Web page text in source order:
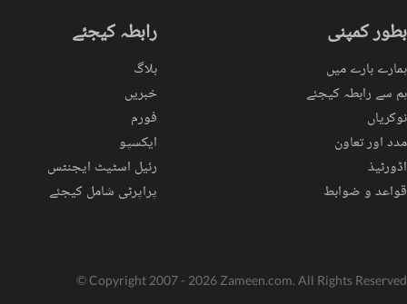
بطور کمپنی
ہمارے بارے میں
ہم سے رابطہ کیجئے
نوکریاں
مدد اور تعاون
اڈورٹیذ
قواعد و ضوابط
رابطہ کیجئے
بلاگ
خبریں
فورم
ایکسپو
رئیل اسٹیٹ ایجنٹس
پراپرٹی شامل کیجئے
© Copyright 2007 - 2026 Zameen.com. All Rights Reserved